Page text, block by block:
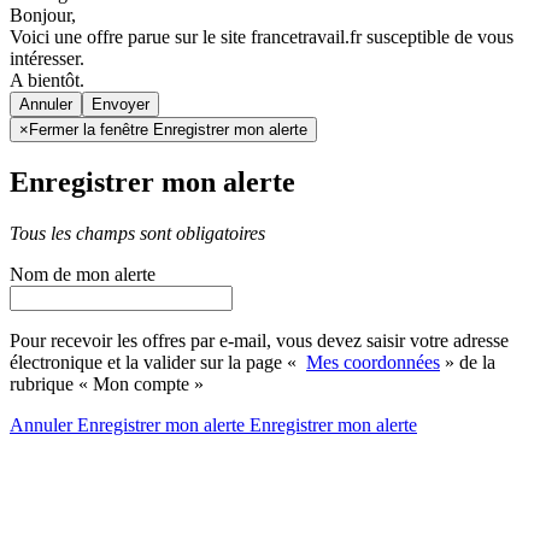
Bonjour,
Voici une offre parue sur le site francetravail.fr susceptible de vous
intéresser.
A bientôt.
Annuler
× Fermer la fenêtre Enregistrer mon alerte
Enregistrer mon alerte
Tous les champs sont obligatoires
Nom de mon alerte
Pour recevoir les offres par e-mail, vous devez saisir votre adresse
électronique et la valider sur la page « Mes coordonnées » de la
rubrique « Mon compte »
AnnulerEnregistrer mon alerte Enregistrermon alerte